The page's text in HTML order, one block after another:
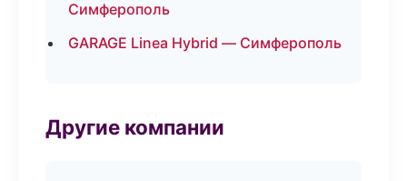
Симферополь
GARAGE Linea Hybrid — Симферополь
Другие компании